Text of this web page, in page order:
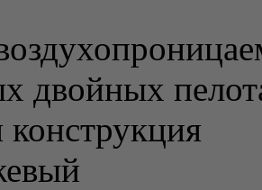
двойных
конструкция